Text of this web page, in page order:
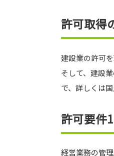
許可取得
建設業の許可
そして、建設
で、詳しくは
許可要件1
経営業務の管